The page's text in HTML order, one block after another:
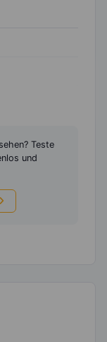
Teste
und